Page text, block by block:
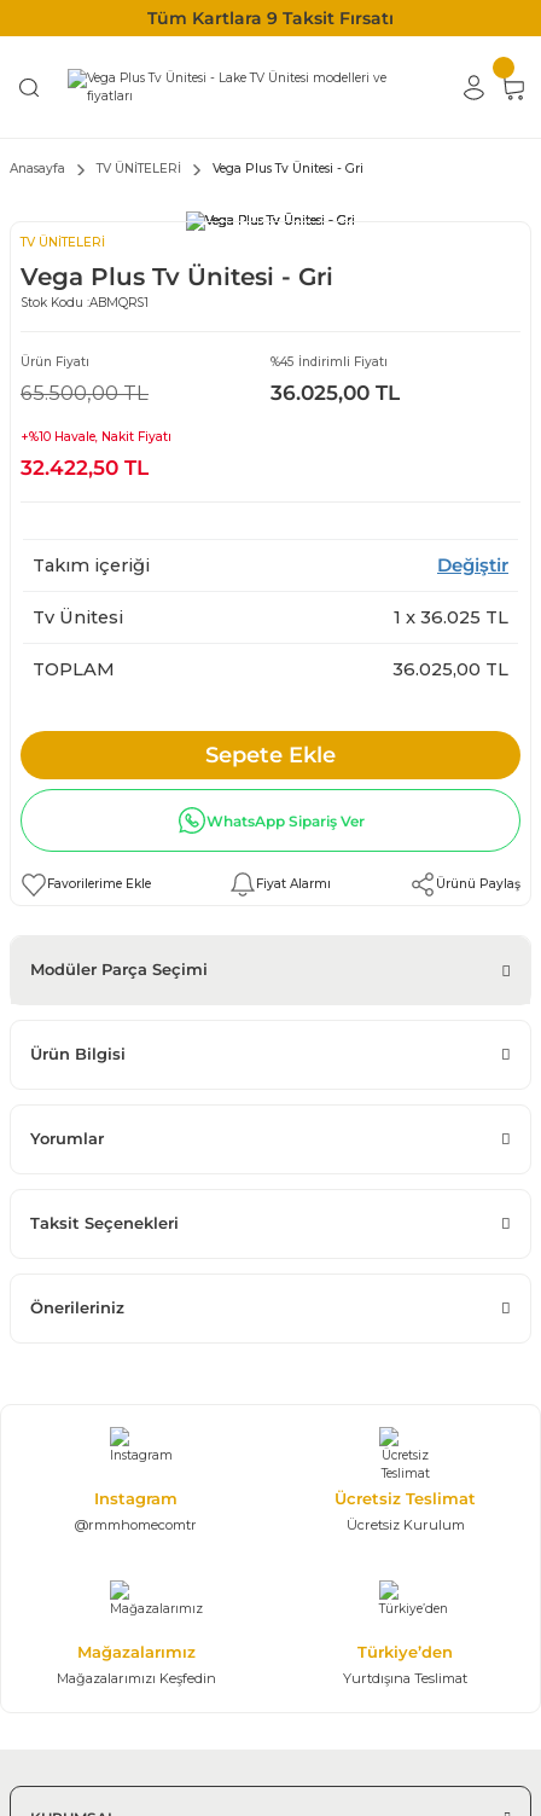
Tüm Kartlara 9 Taksit Fırsatı
Anasayfa TV ÜNİTELERİ Vega Plus Tv Ünitesi - Gri
TV ÜNİTELERİ
Vega Plus Tv Ünitesi - Gri
Stok Kodu :ABMQRS1
Ürün Fiyatı
65.500,00 TL
%45 İndirimli Fiyatı
36.025,00 TL
+%10 Havale, Nakit Fiyatı
32.422,50 TL
Takım içeriği Değiştir
Tv Ünitesi 1 x 36.025 TL
TOPLAM 36.025,00 TL
Sepete Ekle
WhatsApp Sipariş Ver
Fiyat Alarmı Ürünü Paylaş
Modüler Parça Seçimi
Ürün Bilgisi
Yorumlar
Taksit Seçenekleri
Önerileriniz
Instagram
@rmmhomecomtr
Ücretsiz Teslimat
Ücretsiz Kurulum
Mağazalarımız
Mağazalarımızı Keşfedin
Türkiye’den
Yurtdışına Teslimat